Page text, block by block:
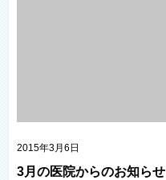
2015年3月6日
3月の医院からのお知らせ